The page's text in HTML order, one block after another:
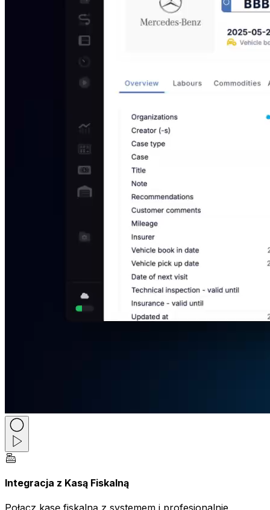
Integracja z Kasą Fiskalną